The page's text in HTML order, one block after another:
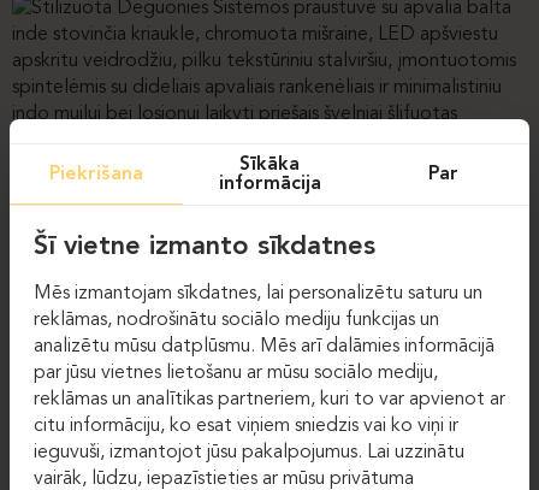
Piekrišana
Sīkāka
informācija
Par
Šī vietne izmanto sīkdatnes
Mēs izmantojam sīkdatnes, lai personalizētu saturu un
reklāmas, nodrošinātu sociālo mediju funkcijas un
analizētu mūsu datplūsmu. Mēs arī dalāmies informācijā
par jūsu vietnes lietošanu ar mūsu sociālo mediju,
reklāmas un analītikas partneriem, kuri to var apvienot ar
citu informāciju, ko esat viņiem sniedzis vai ko viņi ir
ieguvuši, izmantojot jūsu pakalpojumus. Lai uzzinātu
vairāk, lūdzu, iepazīstieties ar mūsu privātuma